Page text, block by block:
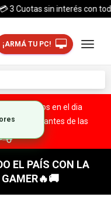
sin interés con
¡ARMÁ TU PC!
¡ Envios en el dia
tu compra antes de las
EL PAÍS CON LA
GAMER🔥🚚